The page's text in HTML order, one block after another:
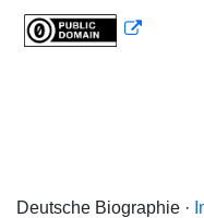
Deutsche Biographie ·